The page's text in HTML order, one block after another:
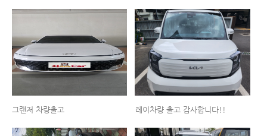
그랜저 차량출고 레이차량 출고 감사합니다!!